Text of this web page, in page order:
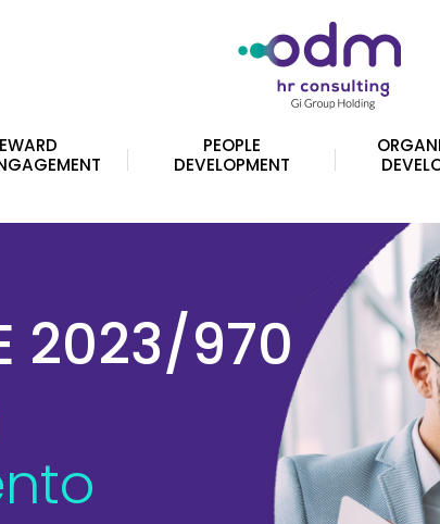
PEOPLE
DEVELOPMENT
2023/970